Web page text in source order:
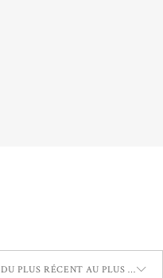
TRI DU PLUS RÉCENT AU PLUS ANCIEN